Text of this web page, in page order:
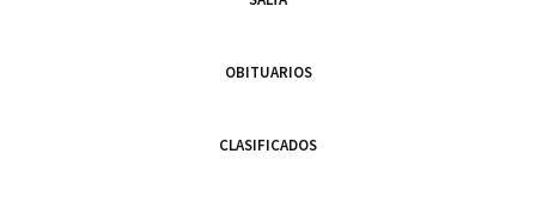
OBITUARIOS
CLASIFICADOS